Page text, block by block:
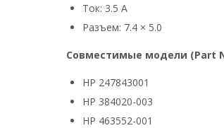
Ток: 3.5 А
Разъем: 7.4 × 5.0
Совместимые модели (Part
HP 247843001
HP 384020-003
HP 463552-001